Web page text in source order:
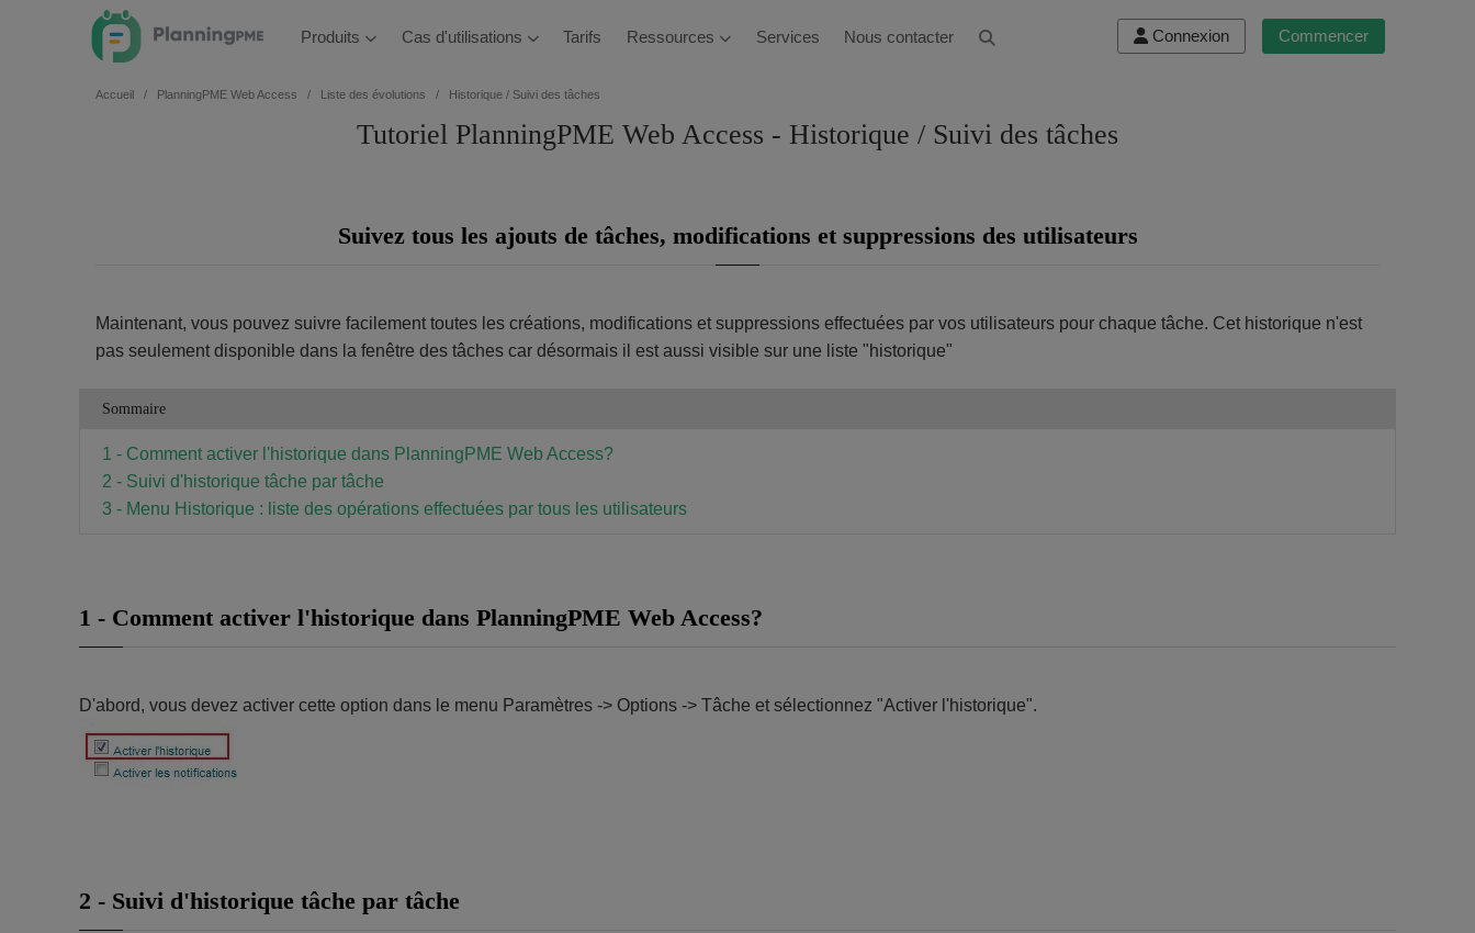
Produits Cas d'utilisations Tarifs Ressources Services Nous contacter Connexion Commencer
Accueil PlanningPME Web Access Liste des évolutions Historique / Suivi des tâches
Tutoriel PlanningPME Web Access - Historique / Suivi des tâches
Suivez tous les ajouts de tâches, modifications et suppressions des utilisateurs
Maintenant, vous pouvez suivre facilement toutes les créations, modifications et suppressions effectuées par vos utilisateurs pour chaque tâche. Cet historique n'est
pas seulement disponible dans la fenêtre des tâches car désormais il est aussi visible sur une liste "historique"
Sommaire
1 - Comment activer l'historique dans PlanningPME Web Access?
2 - Suivi d'historique tâche par tâche
3 - Menu Historique : liste des opérations effectuées par tous les utilisateurs
1 - Comment activer l'historique dans PlanningPME Web Access?
D'abord, vous devez activer cette option dans le menu Paramètres -> Options -> Tâche et sélectionnez "Activer l'historique".
2 - Suivi d'historique tâche par tâche